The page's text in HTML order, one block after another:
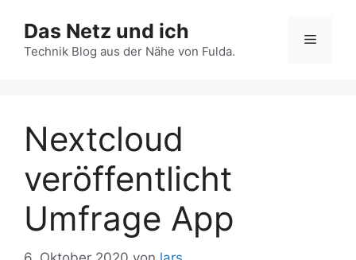
Inhalt
springen
Das Netz und ich
Technik Blog aus der Nähe von Fulda.
Menü
Nextcloud
veröffentlicht
Umfrage App